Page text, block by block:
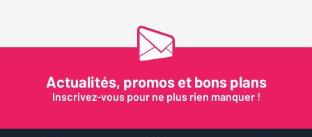
Actualités, promos et bons plans
Inscrivez-vous pour ne plus rien manquer !